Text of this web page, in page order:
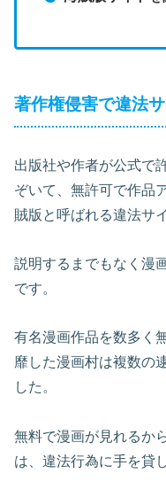
著作権侵害で違法
出版社や作者が公式で
ぞいて、無許可で作品
賊版と呼ばれる違法サ
説明するまでもなく漫
です。
有名漫画作品を数多く
靡した漫画村は複数の
した。
無料で漫画が見れるか
は、違法行為に手を貸